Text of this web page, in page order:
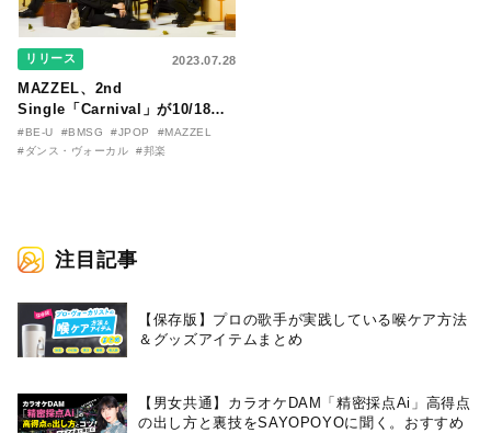
リリース 2023.07.28
MAZZEL、2nd
Single「Carnival」が10/18リ
リース決定！ 8/14から新曲
「LIGHTNING」が先行配信決定
#BE-U #BMSG #JPOP
#MAZZEL
#ダンス・ヴォーカル
#邦楽
注目記事
【保存版】プロの歌手が実践している喉ケア⽅法
＆グッズアイテムまとめ
【男女共通】カラオケDAM「精密採点Ai」高得点
の出し方と裏技をSAYOPOYOに聞く。おすすめ